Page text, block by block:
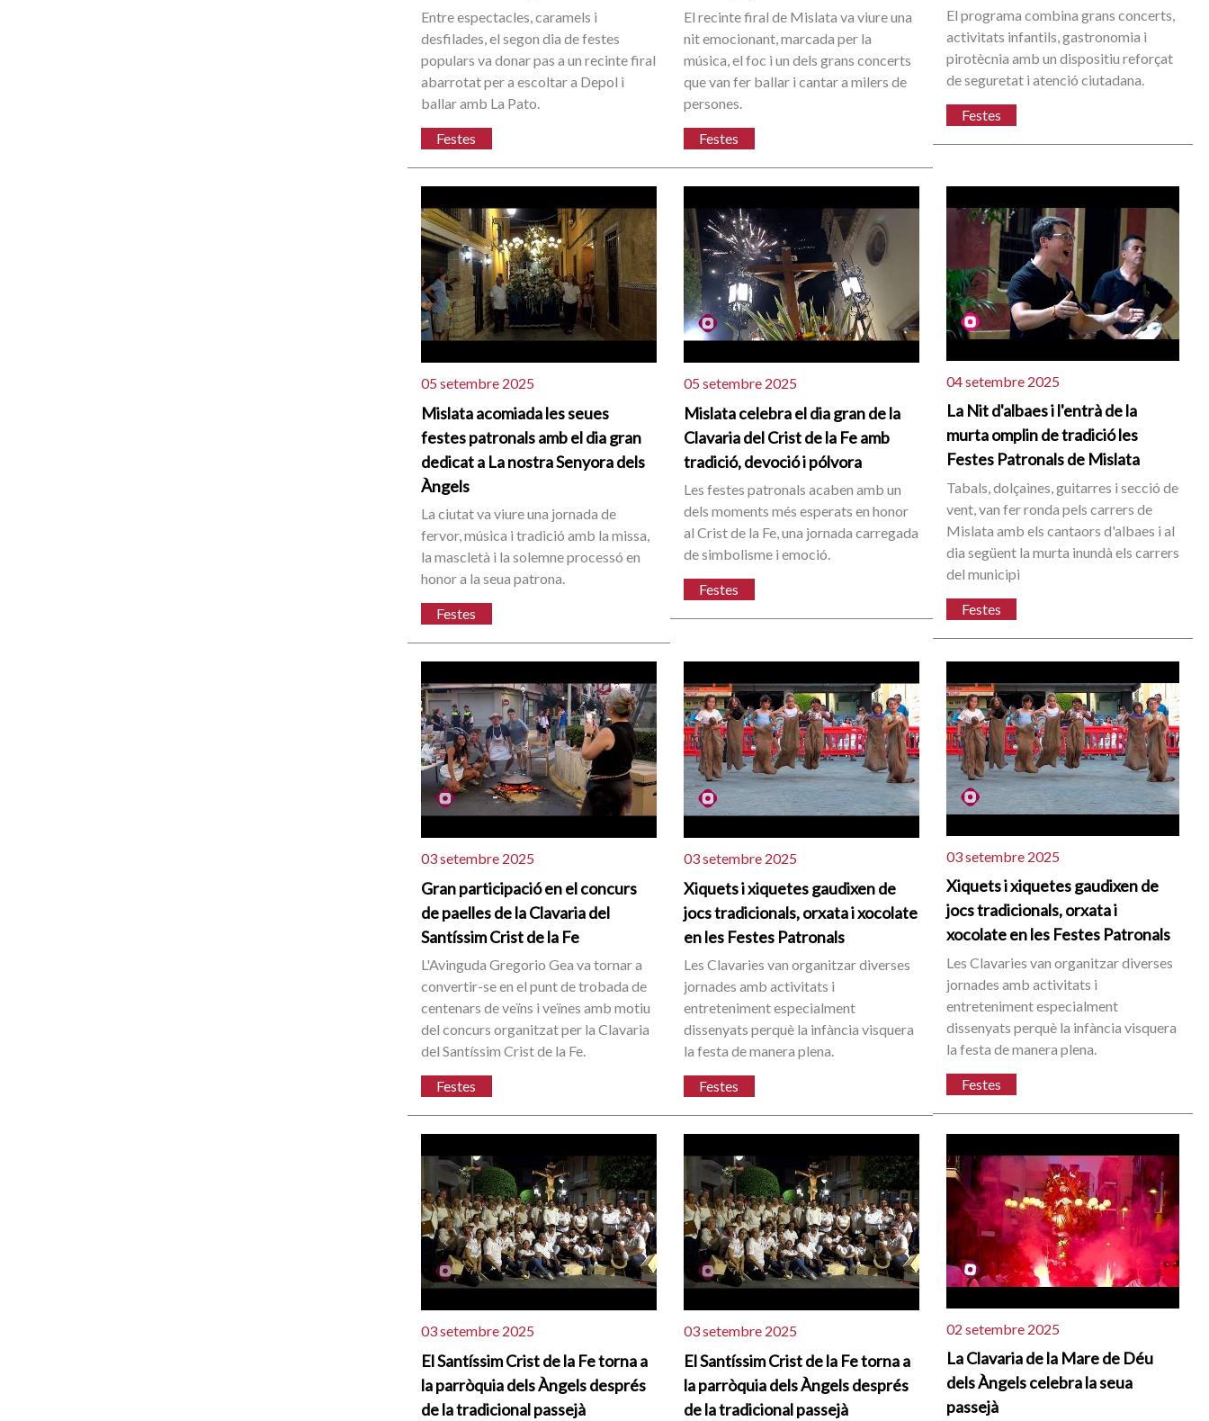
Entre espectacles, caramels i
desfilades, el segon dia de festes
populars va donar pas a un recinte firal
abarrotat per a escoltar a Depol i
ballar amb La Pato.
Festes
El recinte firal de Mislata va viure una
nit emocionant, marcada per la
música, el foc i un dels grans concerts
que van fer ballar i cantar a milers de
persones.
Festes
El programa combina grans concerts,
activitats infantils, gastronomia i
pirotècnia amb un dispositiu reforçat
de seguretat i atenció ciutadana.
Festes
05 setembre 2025
Mislata acomiada les seues
festes patronals amb el dia gran
dedicat a La nostra Senyora dels
Àngels
La ciutat va viure una jornada de
fervor, música i tradició amb la missa,
la mascletà i la solemne processó en
honor a la seua patrona.
Festes
05 setembre 2025
Mislata celebra el dia gran de la
Clavaria del Crist de la Fe amb
tradició, devoció i pólvora
Les festes patronals acaben amb un
dels moments més esperats en honor
al Crist de la Fe, una jornada carregada
de simbolisme i emoció.
Festes
04 setembre 2025
La Nit d'albaes i l'entrà de la
murta omplin de tradició les
Festes Patronals de Mislata
Tabals, dolçaines, guitarres i secció de
vent, van fer ronda pels carrers de
Mislata amb els cantaors d'albaes i al
dia següent la murta inundà els carrers
del municipi
Festes
03 setembre 2025
Gran participació en el concurs
de paelles de la Clavaria del
Santíssim Crist de la Fe
L'Avinguda Gregorio Gea va tornar a
convertir-se en el punt de trobada de
centenars de veïns i veïnes amb motiu
del concurs organitzat per la Clavaria
del Santíssim Crist de la Fe.
Festes
03 setembre 2025
Xiquets i xiquetes gaudixen de
jocs tradicionals, orxata i xocolate
en les Festes Patronals
Les Clavaries van organitzar diverses
jornades amb activitats i
entreteniment especialment
dissenyats perquè la infància visquera
la festa de manera plena.
Festes
03 setembre 2025
Xiquets i xiquetes gaudixen de
jocs tradicionals, orxata i
xocolate en les Festes Patronals
Les Clavaries van organitzar diverses
jornades amb activitats i
entreteniment especialment
dissenyats perquè la infància visquera
la festa de manera plena.
Festes
03 setembre 2025
El Santíssim Crist de la Fe torna a
la parròquia dels Àngels després
de la tradicional passejà
03 setembre 2025
El Santíssim Crist de la Fe torna a
la parròquia dels Àngels després
de la tradicional passejà
02 setembre 2025
La Clavaria de la Mare de Déu
dels Àngels celebra la seua
passejà